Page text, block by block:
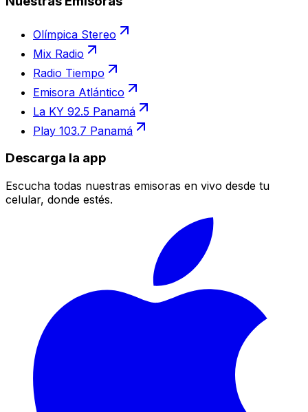
Olímpica Stereo
Mix Radio
Radio Tiempo
Emisora Atlántico
La KY 92.5 Panamá
Play 103.7 Panamá
Descarga la app
Escucha todas nuestras emisoras en vivo desde tu
celular, donde estés.